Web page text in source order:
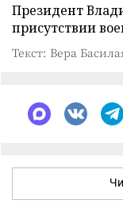
Президент
присутствии
Текст: Вера